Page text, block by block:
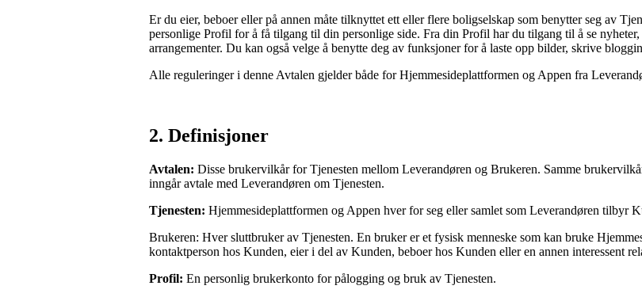
Er du eier, beboer eller på annen måte tilknyttet ett eller flere boligselskap som benytter seg av
personlige Profil for å få tilgang til din personlige side. Fra din Profil har du tilgang til å se
arrangementer. Du kan også velge å benytte deg av funksjoner for å laste opp bilder, skrive
Alle reguleringer i denne Avtalen gjelder både for Hjemmesideplattformen og Appen fra
2. Definisjoner
Avtalen: Disse brukervilkår for Tjenesten mellom Leverandøren og Brukeren. Samme
inngår avtale med Leverandøren om Tjenesten.
Tjenesten: Hjemmesideplattformen og Appen hver for seg eller samlet som Leverandøren tilbyr
Brukeren: Hver sluttbruker av Tjenesten. En bruker er et fysisk menneske som kan bruke
kontaktperson hos Kunden, eier i del av Kunden, beboer hos Kunden eller en annen interessent
Profil: En personlig brukerkonto for pålogging og bruk av Tjenesten.